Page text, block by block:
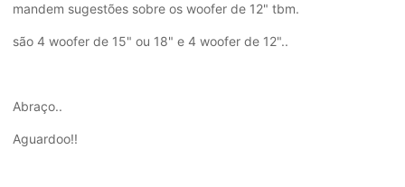
mandem sugestões sobre os woofer de 12" tbm.
são 4 woofer de 15" ou 18" e 4 woofer de 12"..
Abraço..
Aguardoo!!